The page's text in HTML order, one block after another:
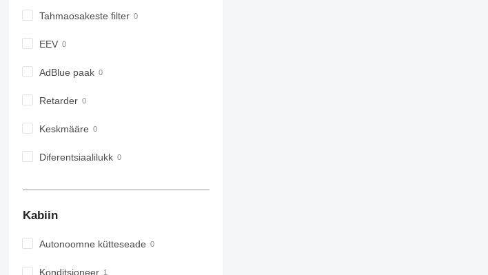
Tahmaosakeste filter
EEV
AdBlue paak
Retarder
Keskmääre
Diferentsiaalilukk
Kabiin
Autonoomne kütteseade
Konditsioneer